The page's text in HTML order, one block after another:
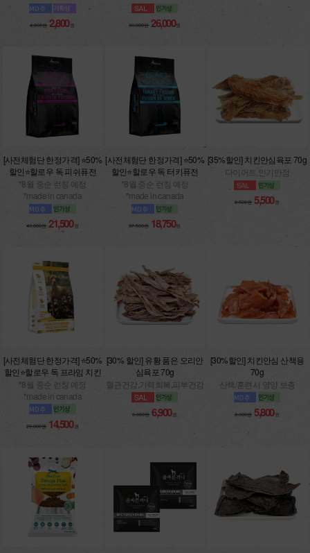
4,000원 2,800 원 36,000원 26,000원
[사전체험단 한정가격] ⭐50%
할인⭐할로우 독 피쉬퓨전
*8월 중순 런칭 예정
*made in canada
43,000원 21,500원
[사전체험단 한정가격] ⭐50%
할인⭐할로우 독 터키퓨전
*8월 중순 런칭 예정
*made in canada
37,500원 18,750원
[35%할인] 치킨안심육포 70g
다이어트,인기만점
8,500원 5,500 원
[사전체험단 한정가격] ⭐50%
할인⭐할로우 독 프라임 치킨
*8월 중순 런칭 예정
*made in canada
29,000원 14,500원
[30% 할인] 유황 품은 오리안
심육포 70g
혈관건강,기력회복,피부건강
9,800원 6,900 원
[30%할인] 치킨안심 산책용
70g
산책/훈련시 영양 보충
8,300원 5,800 원